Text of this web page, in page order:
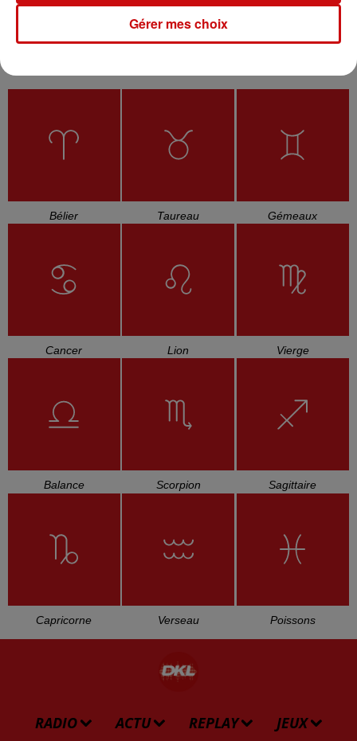
L'HOROSCOPE
Bélier Taureau Gémeaux
Cancer Lion Vierge
Balance Scorpion Sagittaire
Capricorne Verseau Poissons
RADIO ACTU REPLAY JEUX
Gérer mes choix